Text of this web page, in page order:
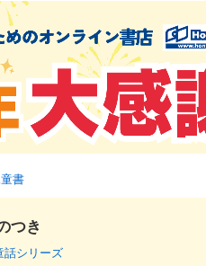
書
つき
話シリーズ